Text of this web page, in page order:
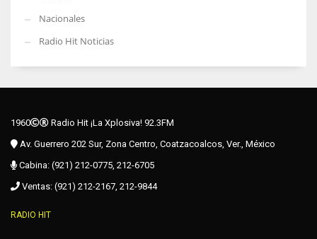
Nacionales
Radio Hit Noticias
1960
Radio Hit ¡La Xplosiva! 92.3FM
Av. Guerrero 202 Sur, Zona Centro, Coatzacoalcos, Ver., México
Cabina: (921) 212-0775, 212-6705
Ventas: (921) 212-2167, 212-9844
RADIO HIT